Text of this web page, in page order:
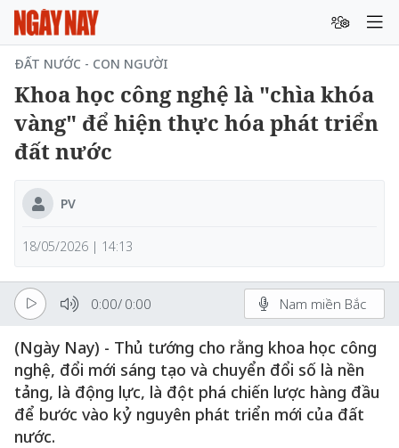
ĐẤT NƯỚC - CON NGƯỜI
Khoa học công nghệ là "chìa khóa
vàng" để hiện thực hóa phát triển
đất nước
PV
18/05/2026 | 14:13
0:00/ 0:00 Nam miền Bắc
(Ngày Nay) - Thủ tướng cho rằng khoa học công
nghệ, đổi mới sáng tạo và chuyển đổi số là nền
tảng, là động lực, là đột phá chiến lược hàng đầu
để bước vào kỷ nguyên phát triển mới của đất
nước.